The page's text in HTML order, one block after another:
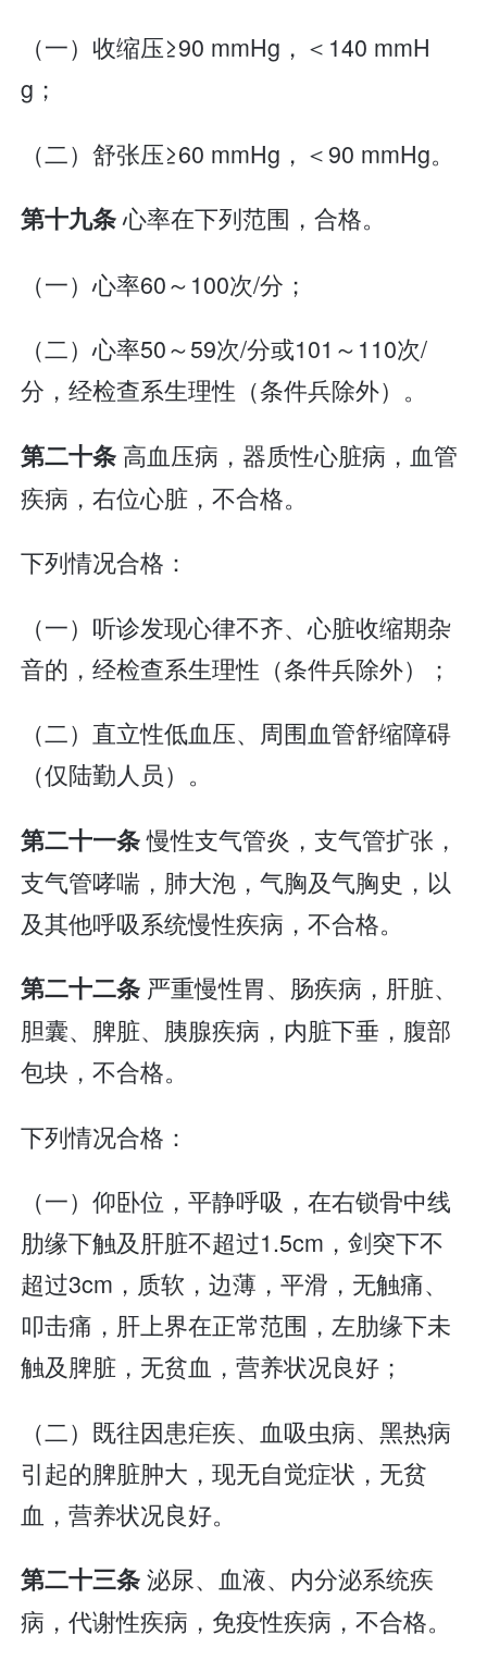
（一）收缩压≥90 mmHg，＜140 mmH
g；
（二）舒张压≥60 mmHg，＜90 mmHg。
第十九条心率在下列范围，合格。
（一）心率60～100次/分；
（二）心率50～59次/分或101～110次/
分，经检查系生理性（条件兵除外）。
第二十条 高血压病，器质性心脏病，血管
疾病，右位心脏，不合格。
下列情况合格：
（一）听诊发现心律不齐、心脏收缩期杂
音的，经检查系生理性（条件兵除外）；
（二）直立性低血压、周围血管舒缩障碍
（仅陆勤人员）。
第二十一条慢性支气管炎，支气管扩张，
支气管哮喘，肺大泡，气胸及气胸史，以
及其他呼吸系统慢性疾病，不合格。
第二十二条 严重慢性胃、肠疾病，肝脏、
胆囊、脾脏、胰腺疾病，内脏下垂，腹部
包块，不合格。
下列情况合格：
（一）仰卧位，平静呼吸，在右锁骨中线
肋缘下触及肝脏不超过1.5cm，剑突下不
超过3cm，质软，边薄，平滑，无触痛、
叩击痛，肝上界在正常范围，左肋缘下未
触及脾脏，无贫血，营养状况良好；
（二）既往因患疟疾、血吸虫病、黑热病
引起的脾脏肿大，现无自觉症状，无贫
血，营养状况良好。
第二十三条泌尿、血液、内分泌系统疾
病，代谢性疾病，免疫性疾病，不合格。